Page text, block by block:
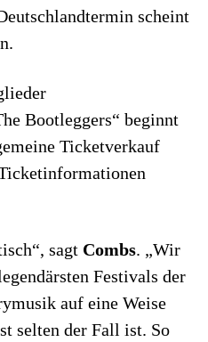
scheint
Bootleggers“ beginnt
Ticketverkauf
sagt Combs. „Wir
Festivals der
auf eine Weise
selten der Fall ist. So